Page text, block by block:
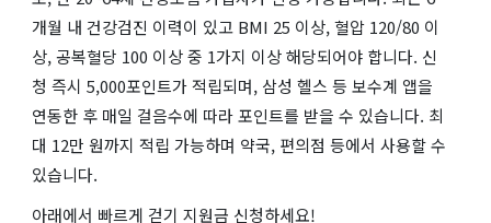
개월 내 건강검진 이력이 있고 BMI 25 이상, 혈압 120/80 이
상, 공복혈당 100 이상 중 1가지 이상 해당되어야 합니다. 신
청 즉시 5,000포인트가 적립되며, 삼성 헬스 등 보수계 앱을
연동한 후 매일 걸음수에 따라 포인트를 받을 수 있습니다. 최
대 12만 원까지 적립 가능하며 약국, 편의점 등에서 사용할 수
있습니다.
아래에서 빠르게 걷기 지원금 신청하세요!